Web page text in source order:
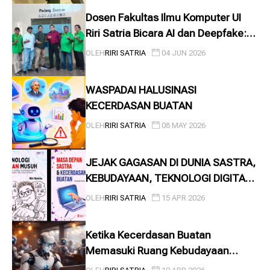
Dosen Fakultas Ilmu Komputer UI
Riri Satria Bicara AI dan Deepfake:
Waspada, Kecerdasan Buatan Bisa
OLEHRIRI SATRIA 04 JUN 2026
WASPADAI HALUSINASI
KECERDASAN BUATAN
OLEHRIRI SATRIA 08 MAY 2026
JEJAK GAGASAN DI DUNIA SASTRA,
KEBUDAYAAN, TEKNOLOGI DIGITAL,
SERTA KECERDASAN BUATAN
OLEHRIRI SATRIA 15 APR 2026
Ketika Kecerdasan Buatan
Memasuki Ruang Kebudayaan
Indonesia